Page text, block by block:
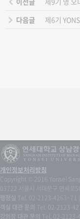
다음글
제6기
개인정보처리방침
Copyright © 2016 Yonsei
03722 서울시 서대문구 연세로
행정실 Tel. 02-2123-4263~71
객실 대관 문의 Tel. 02-2123-
강의장 대관 문의 Tel. 02-